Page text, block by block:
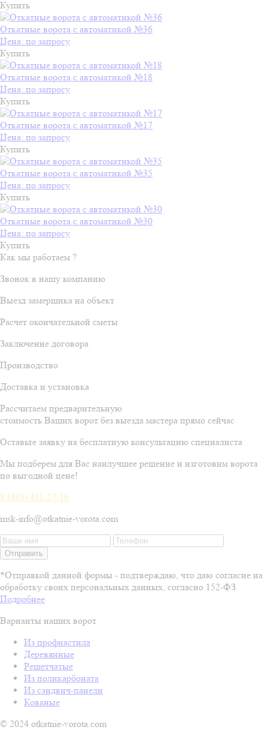
Купить
Откатные ворота с автоматикой №36
Цена: по запросу
Купить
Откатные ворота с автоматикой №18
Цена: по запросу
Купить
Откатные ворота с автоматикой №17
Цена: по запросу
Купить
Откатные ворота с автоматикой №35
Цена: по запросу
Купить
Откатные ворота с автоматикой №30
Цена: по запросу
Купить
Как мы работаем ?
Звонок в нашу компанию
Выезд замерщика на объект
Расчет окончательной сметы
Заключение договора
Производство
Доставка и установка
Рассчитаем предварительную
стоимость Ваших ворот без выезда мастера прямо сейчас
Оставьте заявку на бесплатную консультацию специалиста
Мы подберем для Вас наилучшее решение и изготовим ворота
по выгодной цене!
8 (495) 411-27-16
msk-info@otkatnie-vorota.com
Отправить
*Отправкой данной формы - подтверждаю, что даю согласие на
обработку своих персональных данных, согласно 152-ФЗ.
Подробнее
Варианты наших ворот
Из профнастила
Деревянные
Решетчатые
Из поликарбоната
Из сэндвич-панели
Кованые
© 2024 otkatnie-vorota.com